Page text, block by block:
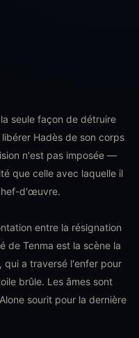
seule façon de détruire
Hadès de son corps
n'est pas imposée —
que celle avec laquelle il
d'œuvre.
entre la résignation
de Tenma est la scène la
qui a traversé l'enfer pour
brûle. Les âmes sont
sourit pour la dernière